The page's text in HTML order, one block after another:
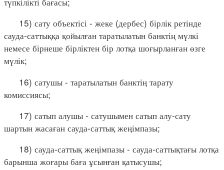
15) сату объектісі - жеке (дербес) бірлік ретінде
сауда-саттыққа қойылған таратылатын банктің мүлкі
немесе бірнеше бірліктен бір лотқа шоғырланған өзге
мүлік;
16) сатушы - таратылатын банктің тарату
комиссиясы;
17) сатып алушы - сатушымен сатып алу-сату
шартын жасаған сауда-саттық жеңімпазы;
18) сауда-саттық жеңімпазы - сауда-саттықтағы лотқа
барынша жоғары баға ұсынған қатысушы;